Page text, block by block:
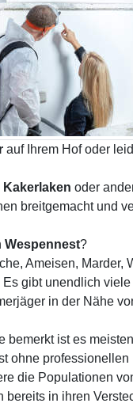
auf Ihrem Hof oder
Kakerlaken oder
breitgemacht und
Wespennest?
Ameisen, Marder,
gibt unendlich
in der Nähe
bemerkt ist es
ohne professionellen
die Populationen
bereits in ihren